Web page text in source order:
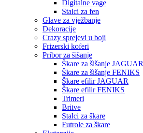
Digitalne vage
Stalci za fen
Glave za vježbanje
Dekoracije
Crazy sprejevi u boji
Frizerski koferi
Pribor za šišanje
Škare za šišanje JAGUAR
Škare za šišanje FENIKS
Škare efilir JAGUAR
Škare efilir FENIKS
Trimeri
Britve
Stalci za škare
Futrole za škare